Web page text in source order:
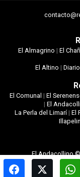
El Almagrino | El
El Altino |
El Comunal | El
| El
La Perla del Limarí|El
El Andacollino